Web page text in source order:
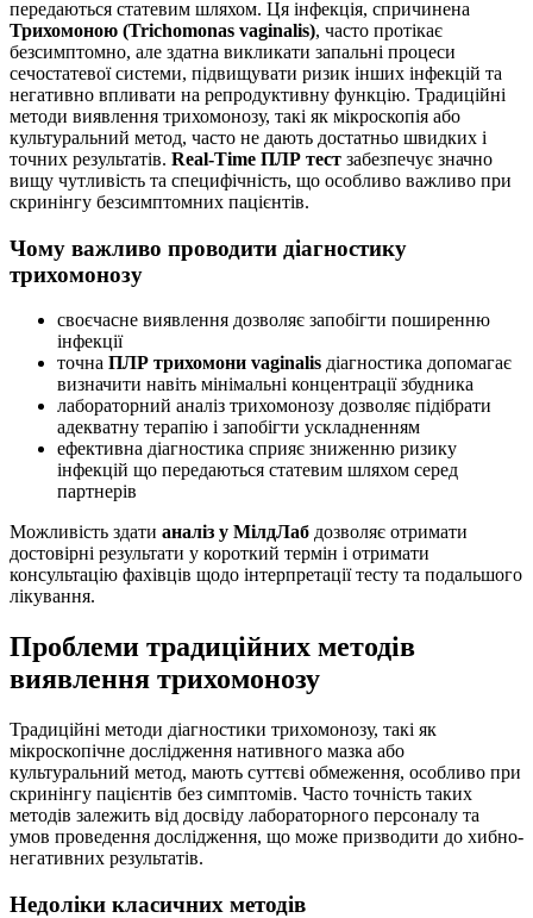
передаються статевим шляхом. Ця інфекція, спричинена
Трихомоною (Trichomonas vaginalis), часто протікає
безсимптомно, але здатна викликати запальні процеси
сечостатевої системи, підвищувати ризик інших інфекцій та
негативно впливати на репродуктивну функцію. Традиційні
методи виявлення трихомонозу, такі як мікроскопія або
культуральний метод, часто не дають достатньо швидких і
точних результатів. Real-Time ПЛР тест забезпечує значно
вищу чутливість та специфічність, що особливо важливо при
скринінгу безсимптомних пацієнтів.
Чому важливо проводити діагностику
трихомонозу
своєчасне виявлення дозволяє запобігти поширенню
інфекції
точна ПЛР трихомони vaginalis діагностика допомагає
визначити навіть мінімальні концентрації збудника
лабораторний аналіз трихомонозу дозволяє підібрати
адекватну терапію і запобігти ускладненням
ефективна діагностика сприяє зниженню ризику
інфекцій що передаються статевим шляхом серед
партнерів
Можливість здати аналіз у МілдЛаб дозволяє отримати
достовірні результати у короткий термін і отримати
консультацію фахівців щодо інтерпретації тесту та подальшого
лікування.
Проблеми традиційних методів
виявлення трихомонозу
Традиційні методи діагностики трихомонозу, такі як
мікроскопічне дослідження нативного мазка або
культуральний метод, мають суттєві обмеження, особливо при
скринінгу пацієнтів без симптомів. Часто точність таких
методів залежить від досвіду лабораторного персоналу та
умов проведення дослідження, що може призводити до хибно-
негативних результатів.
Недоліки класичних методів